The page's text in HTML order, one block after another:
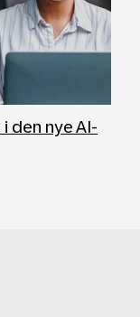
den nye AI-